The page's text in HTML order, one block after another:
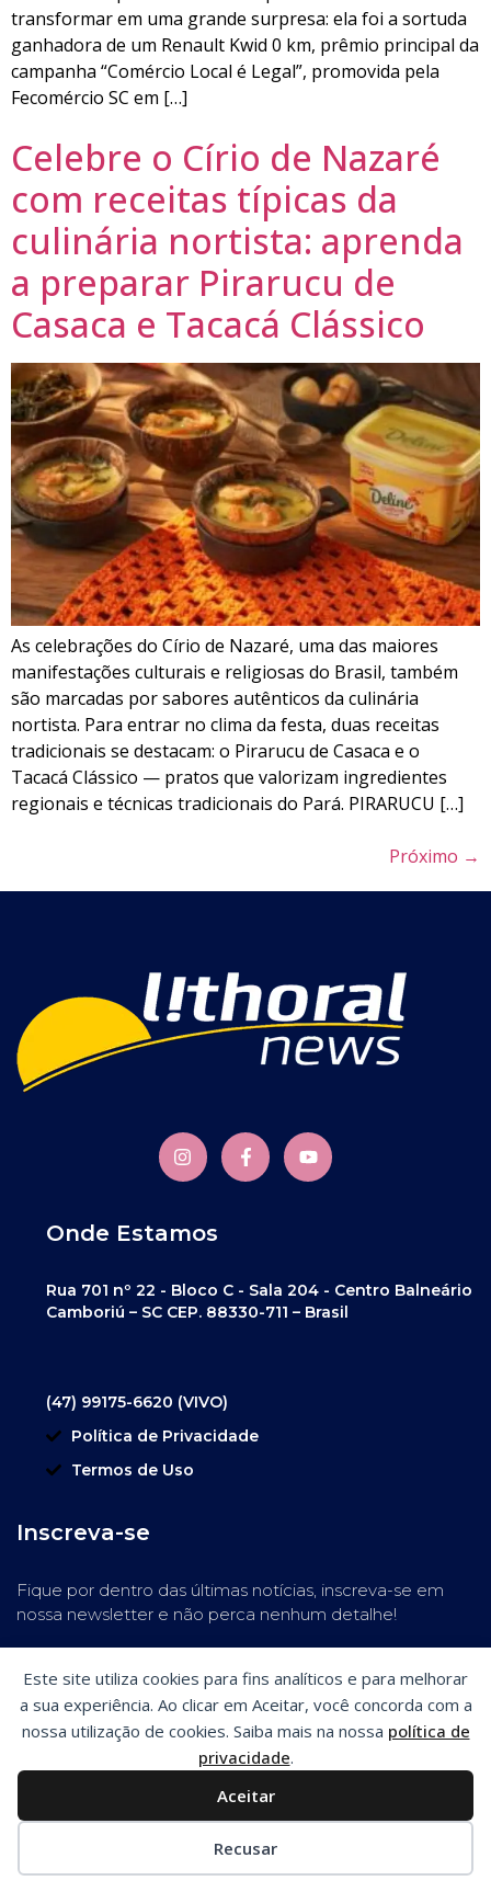
Este site utiliza cookies para fins analíticos e para melhorar
a sua experiência. Ao clicar em Aceitar, você concorda com a
nossa utilização de cookies. Saiba mais na nossa política de
privacidade.
Aceitar
Recusar
Preferências de cookies
transformar em uma grande surpresa: ela foi a sortuda
ganhadora de um Renault Kwid 0 km, prêmio principal da
campanha “Comércio Local é Legal”, promovida pela
Fecomércio SC em […]
Celebre o Círio de Nazaré
com receitas típicas da
culinária nortista: aprenda
a preparar Pirarucu de
Casaca e Tacacá Clássico
As celebrações do Círio de Nazaré, uma das maiores
manifestações culturais e religiosas do Brasil, também
são marcadas por sabores autênticos da culinária
nortista. Para entrar no clima da festa, duas receitas
tradicionais se destacam: o Pirarucu de Casaca e o
Tacacá Clássico — pratos que valorizam ingredientes
regionais e técnicas tradicionais do Pará. PIRARUCU […]
Próximo →
Onde Estamos
Rua 701 nº 22 - Bloco C - Sala 204 - Centro Balneário
Camboriú – SC CEP. 88330-711 – Brasil
(47) 99175-6620 (VIVO)
Política de Privacidade
Termos de Uso
Inscreva-se
Fique por dentro das últimas notícias, inscreva-se em
nossa newsletter e não perca nenhum detalhe!
SiteSmart